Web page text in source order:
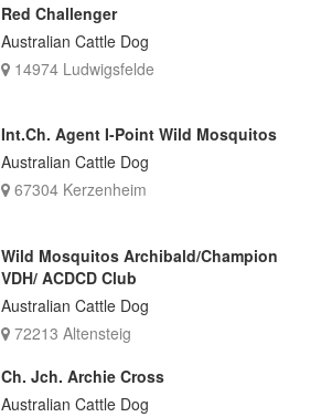
Red Challenger
Australian Cattle Dog
14974 Ludwigsfelde
Int.Ch. Agent I-Point Wild Mosquitos
Australian Cattle Dog
67304 Kerzenheim
Wild Mosquitos Archibald/Champion
VDH/ ACDCD Club
Australian Cattle Dog
72213 Altensteig
Ch. Jch. Archie Cross
Australian Cattle Dog